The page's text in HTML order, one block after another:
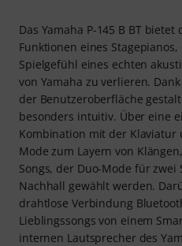
Das Yamaha P-145 B BT
Funktionen eines
Spielgefühl eines echten
von Yamaha zu verlieren.
der Benutzeroberfläche
besonders intuitiv. Über eine
Kombination mit der Klaviatur
Mode zum Layern von
Songs, der Duo-Mode für
Nachhall gewählt werden.
drahtlose Verbindung
Lieblingssongs von einem
internen Lautsprecher des